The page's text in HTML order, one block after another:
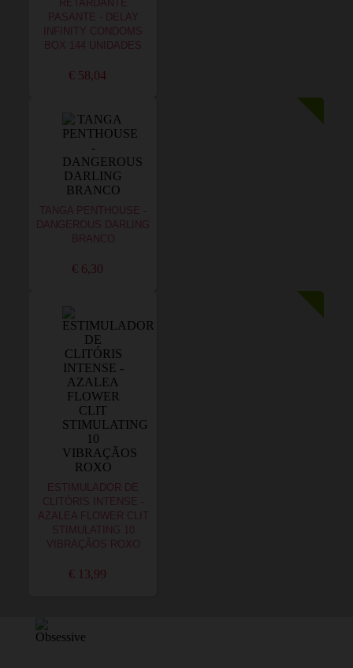
RETARDANTE
PASANTE - DELAY
INFINITY CONDOMS
BOX 144 UNIDADES
€ 58,04
TANGA PENTHOUSE -
DANGEROUS DARLING
BRANCO
€ 6,30
ESTIMULADOR DE
CLITÓRIS INTENSE -
AZALEA FLOWER CLIT
STIMULATING 10
VIBRAÇÃOS ROXO
€ 13,99